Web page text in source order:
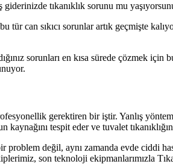
tıkanıklık sorunu mu
tür can sıkıcı sorunlar artık geçmişte
sorunları en kısa sürede çözmek
gerektiren bir iştir. Yanlış
kaynağını tespit eder ve tuvalet
problem değil, aynı zamanda evde
son teknoloji ekipmanlarımızla